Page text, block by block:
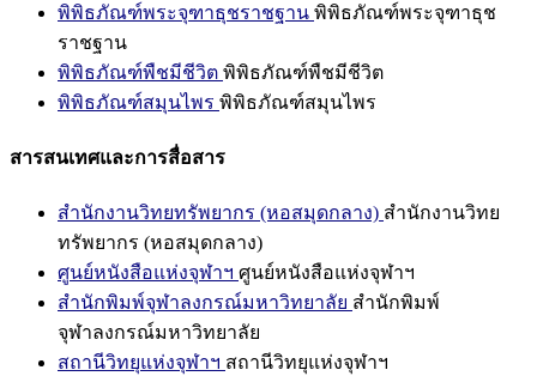
พิพิธภัณฑ์พระจุฑาธุชราชฐาน พิพิธภัณฑ์พระจุฑาธุช
ราชฐาน
พิพิธภัณฑ์พืชมีชีวิต พิพิธภัณฑ์พืชมีชีวิต
พิพิธภัณฑ์สมุนไพร พิพิธภัณฑ์สมุนไพร
สารสนเทศและการสื่อสาร
สำนักงานวิทยทรัพยากร (หอสมุดกลาง) สำนักงานวิทย
ทรัพยากร (หอสมุดกลาง)
ศูนย์หนังสือแห่งจุฬาฯ ศูนย์หนังสือแห่งจุฬาฯ
สำนักพิมพ์จุฬาลงกรณ์มหาวิทยาลัย สำนักพิมพ์
จุฬาลงกรณ์มหาวิทยาลัย
สถานีวิทยุแห่งจุฬาฯ สถานีวิทยุแห่งจุฬาฯ